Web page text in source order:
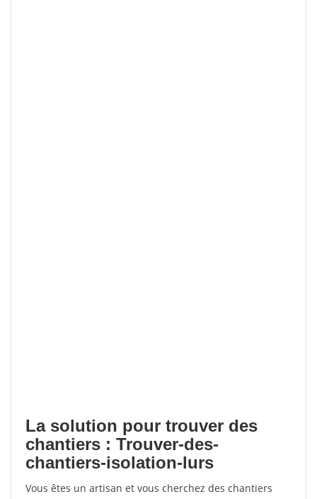
La solution pour trouver des
chantiers : Trouver-des-
chantiers-isolation-lurs
Vous êtes un artisan et vous cherchez des chantiers